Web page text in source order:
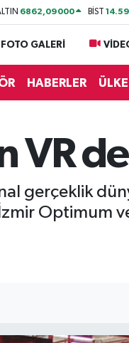
6862,09000 BİST
FOTO GALERİ
HABERLER ÜLKE
VR
gerçeklik
Optimum